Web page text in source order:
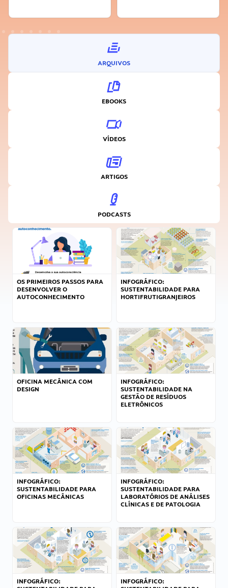
ARQUIVOS
EBOOKS
VÍDEOS
ARTIGOS
PODCASTS
OS PRIMEIROS PASSOS PARA
DESENVOLVER O
AUTOCONHECIMENTO
INFOGRÁFICO:
SUSTENTABILIDADE PARA
HORTIFRUTIGRANJEIROS
OFICINA MECÂNICA COM
DESIGN
INFOGRÁFICO:
SUSTENTABILIDADE NA
GESTÃO DE RESÍDUOS
ELETRÔNICOS
INFOGRÁFICO:
SUSTENTABILIDADE PARA
OFICINAS MECÂNICAS
INFOGRÁFICO:
SUSTENTABILIDADE PARA
LABORATÓRIOS DE ANÁLISES
CLÍNICAS E DE PATOLOGIA
INFOGRÁFICO:
INFOGRÁFICO: